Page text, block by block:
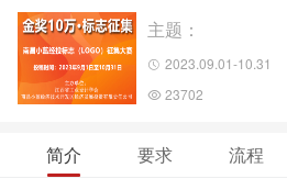
主题：
2023.09.01-10.31
23702
简介 要求 流程